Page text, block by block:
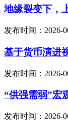
地缘裂变下，
发布时间：2026-
基于货币演进
发布时间：2026-
“供强需弱”宏
发布时间：2026-